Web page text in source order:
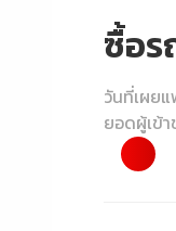
ซื้อร
วันที่เผย
ยอดผู้เข้